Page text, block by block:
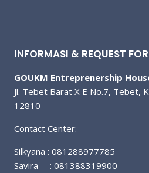
INFORMASI & REQUEST
GOUKM Entreprenership
Jl. Tebet Barat X E No.7, Tebet,
12810
Contact Center:
Silkyana : 081288977785
Savira : 081388319900